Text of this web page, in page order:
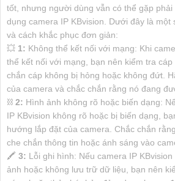
tốt, nhưng người dùng vẫn có thể gặp
dụng camera IP KBvision. Dưới đây là một
và cách khắc phục đơn giản:
💥 1: Không thể kết nối với mạng: Khi
thể kết nối với mạng, bạn nên kiểm tra
chắn cáp không bị hỏng hoặc không đứt.
của camera và chắc chắn rằng nó đang
⛓ 2: Hình ảnh không rõ hoặc biến dạng:
IP KBvision không rõ hoặc bị biến dạng,
hướng lắp đặt của camera. Chắc chắn rằng
che chắn thông tin hoặc ánh sáng vào
🖍 3: Lỗi ghi hình: Nếu camera IP
ảnh hoặc không lưu trữ dữ liệu, bạn nên